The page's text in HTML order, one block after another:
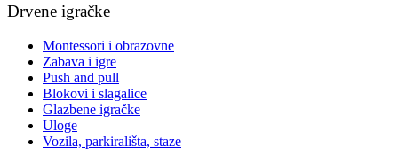
Drvene igračke
Montessori i obrazovne
Zabava i igre
Push and pull
Blokovi i slagalice
Glazbene igračke
Uloge
Vozila, parkirališta, staze